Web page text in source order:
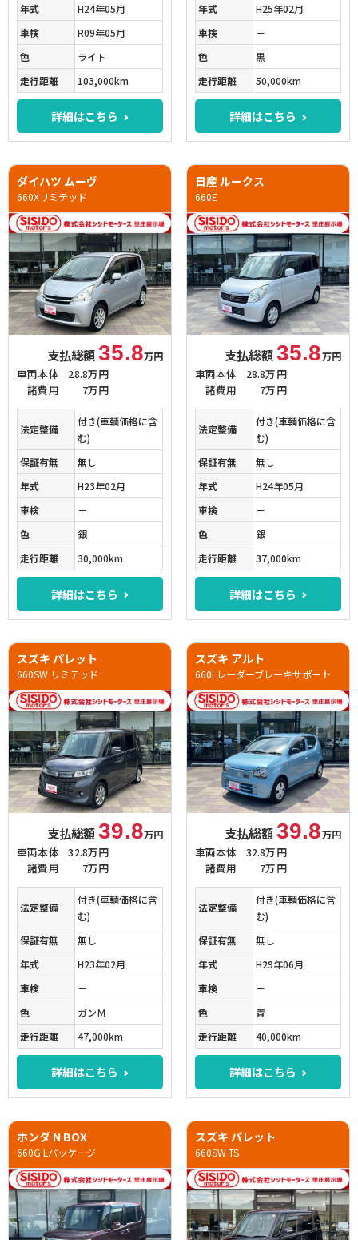
年式
H24年05月
車検
R09年05月
色
ライト
走行距離
103,000km
詳細はこちら
年式
H25年02月
車検
－
色
黒
走行距離
50,000km
詳細はこちら
ダイハツ ムーヴ
660Xリミテッド
支払総額35.8万円
車両本体
28.8万円
諸費用
7万円
法定整備
付き(車輌価格に含
む)
保証有無
無し
年式
H23年02月
車検
－
色
銀
走行距離
30,000km
詳細はこちら
日産 ルークス
660E
支払総額35.8万円
車両本体
28.8万円
諸費用
7万円
法定整備
付き(車輌価格に含
む)
保証有無
無し
年式
H24年05月
車検
－
色
銀
走行距離
37,000km
詳細はこちら
スズキ パレット
660SW リミテッド
支払総額39.8万円
車両本体
32.8万円
諸費用
7万円
法定整備
付き(車輌価格に含
む)
保証有無
無し
年式
H23年02月
車検
－
色
ガンＭ
走行距離
47,000km
詳細はこちら
スズキ アルト
660Lレーダーブレーキサポート
支払総額39.8万円
車両本体
32.8万円
諸費用
7万円
法定整備
付き(車輌価格に含
む)
保証有無
無し
年式
H29年06月
車検
－
色
青
走行距離
40,000km
詳細はこちら
ホンダ N BOX
660G Lパッケージ
スズキ パレット
660SW TS